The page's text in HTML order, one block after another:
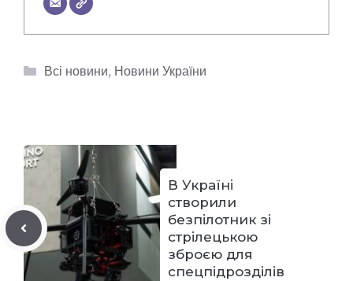
Категорії
Всі новини, Новини України
В Україні
створили
безпілотник зі
стрілецькою
зброєю для
спецпідрозділів